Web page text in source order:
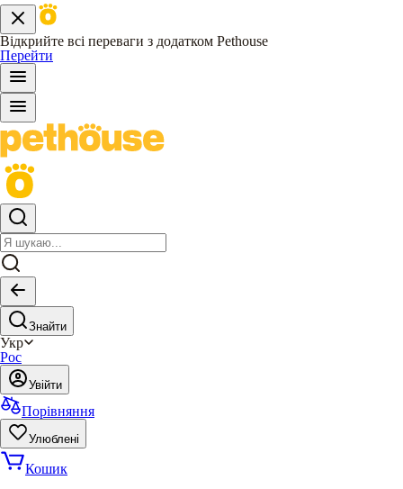
Відкрийте всі переваги з додатком Pethouse
Перейти
Знайти
Укр
Рос
Увійти
Порівняння
Улюблені
Кошик